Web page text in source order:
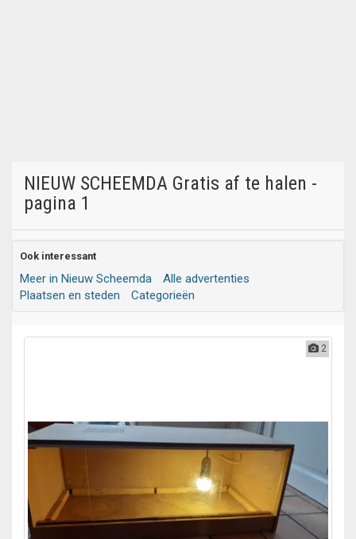
NIEUW SCHEEMDA Gratis af te halen -
pagina 1
Ook interessant
Meer in Nieuw Scheemda
Alle advertenties
Plaatsen en steden
Categorieën
2